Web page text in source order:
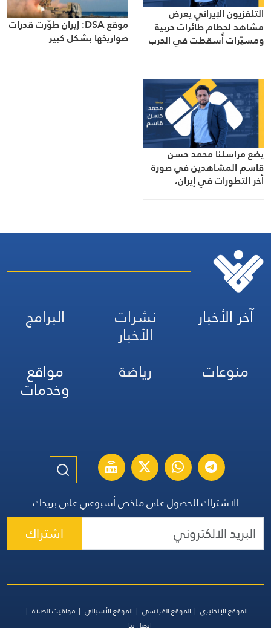
التلفزيون الإيراني يعرض
مشاهد لحطام طائرات حربية
ومسيّرات أُسقطت في الحرب
موقع DSA: إيران طوّرت قدرات
صواريخها بشكل كبير
يضع مراسلنا محمد حسن
قاسم المشاهدين في صورة
آخر التطورات في إيران،
الرسمية وأبرز التطورات ذات
الصلة بالشأنين الداخلي
والإقليمي
آخر الأخبار نشرات
الأخبار
البرامج
منوعات
رياضة مواقع
وخدمات
الاشتراك للحصول على ملخص أسبوعي على بريدك
اشتراك
الموقع الإنكليزي الموقع الفرنسي الموقع الأسباني
مواقيت الصلاة